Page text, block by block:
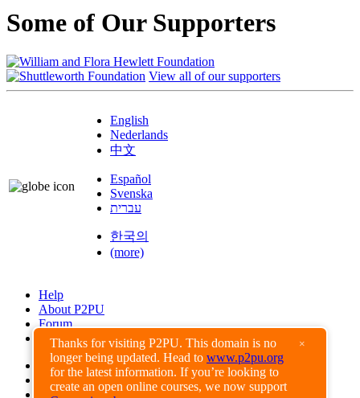
Thanks for visiting P2PU. This domain is no
longer being updated. Head to www.p2pu.org
for the latest information. If you’re looking to
create an open online courses, we now support
×
Some of Our Supporters
View all of our supporters
English
Nederlands
中文
Español
Svenska
עברית
한국의
(more)
Help
About P2PU
Forum
Found a Bug?
Creative Commons
Share-Alike
Privacy Guidelines